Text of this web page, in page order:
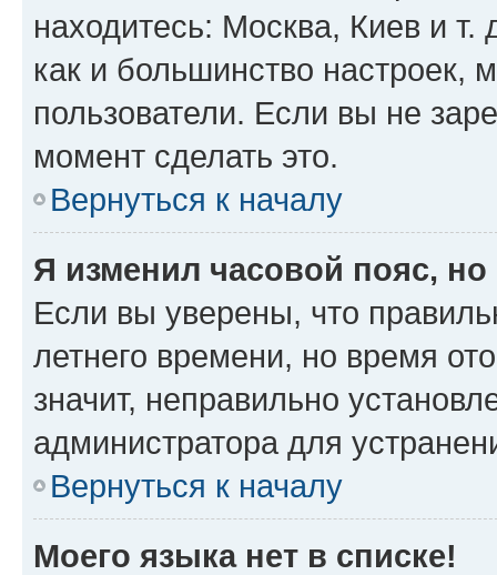
находитесь: Москва, Киев и т.
как и большинство настроек,
пользователи. Если вы не
момент сделать это.
Вернуться к началу
Я изменил часовой пояс,
Если вы уверены, что
летнего времени, но время
значит, неправильно
администратора для
Вернуться к началу
Моего языка нет в списке!